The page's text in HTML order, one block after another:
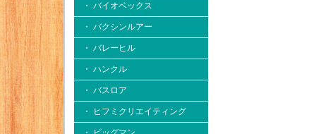
・ バイオベックス
・ バクシンルアー
・ バレーヒル
・ ハンクル
・ バスロア
・ ヒフミクリエイティング